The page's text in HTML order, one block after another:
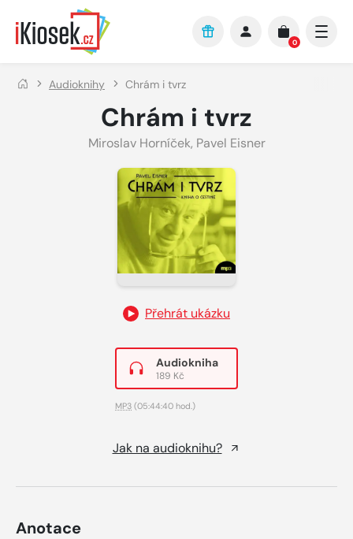
Přejít na hlavní obsah
0
Audioknihy Chrám i tvrz
Chrám i tvrz
Miroslav Horníček, Pavel Eisner
Přehrát ukázku
Audiokniha
189 Kč
MP3 (05:44:40 hod.)
Jak na audioknihu?
Anotace